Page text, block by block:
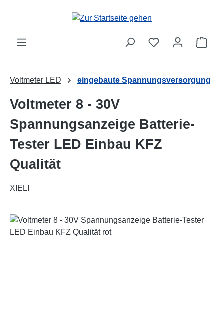
Zum Hauptinhalt springen
Voltmeter LED eingebaute Spannungsversorgung
Voltmeter 8 - 30V
Spannungsanzeige Batterie-
Tester LED Einbau KFZ
Qualität
XIELI
Bildergalerie überspringen